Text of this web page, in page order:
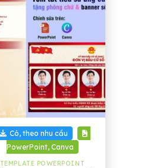
Có, theo nhu cầu
PowerPoint, Canva
TEMPLATE POWERPOINT